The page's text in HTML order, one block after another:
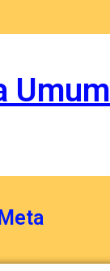
Umum